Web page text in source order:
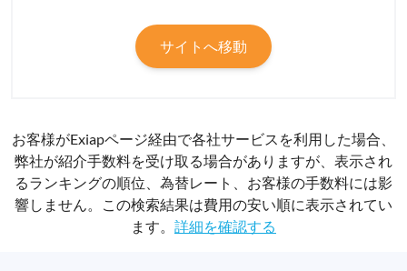
サイトへ移動
お客様がExiapページ経由で各社サービスを利用した場合、
弊社が紹介手数料を受け取る場合がありますが、表示され
るランキングの順位、為替レート、お客様の手数料には影
響しません。この検索結果は費用の安い順に表示されてい
ます。 詳細を確認する